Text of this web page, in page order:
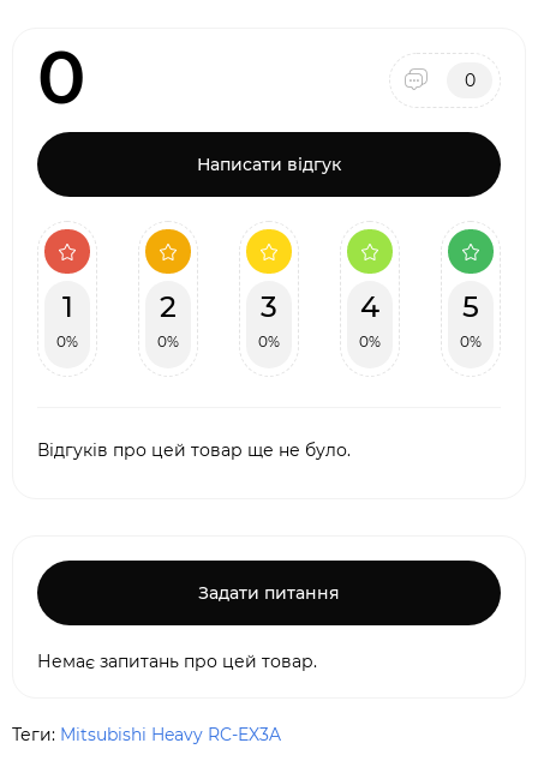
0 0
Написати відгук
1
0%
2
0%
3
0%
4
0%
5
0%
Відгуків про цей товар ще не було.
Задати питання
Немає запитань про цей товар.
Теги: Mitsubishi Heavy RC-EX3A